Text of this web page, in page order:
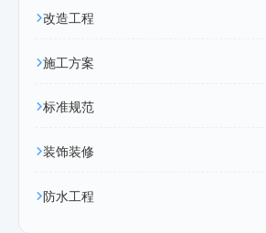
改造工程
施工方案
标准规范
装饰装修
防水工程